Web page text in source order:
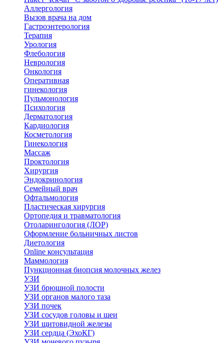
Аллергология
Вызов врача на дом
Гастроэнтерология
Терапия
Урология
Флебология
Неврология
Онкология
Оперативная
гинекология
Пульмонология
Психология
Дерматология
Кардиология
Косметология
Гинекология
Массаж
Проктология
Хирургия
Эндокринология
Семейный врач
Офтальмология
Пластическая хирургия
Ортопедия и травматология
Отоларингология (ЛОР)
Оформление больничных листов
Диетология
Online консультация
Маммология
Пункционная биопсия молочных желез
УЗИ
УЗИ брюшной полости
УЗИ органов малого таза
УЗИ почек
УЗИ сосудов головы и шеи
УЗИ щитовидной железы
УЗИ сердца (ЭхоКГ)